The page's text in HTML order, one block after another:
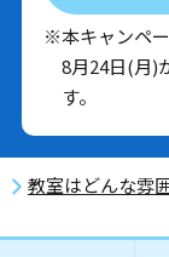
※本キャンペー
8月24日(月)
す。
教室はどんな雰